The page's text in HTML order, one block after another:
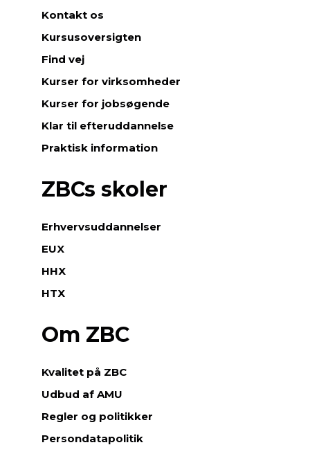
Kontakt os
Kursusoversigten
Find vej
Kurser for virksomheder
Kurser for jobsøgende
Klar til efteruddannelse
Praktisk information
ZBCs skoler
Erhvervsuddannelser
EUX
HHX
HTX
Om ZBC
Kvalitet på ZBC
Udbud af AMU
Regler og politikker
Persondatapolitik